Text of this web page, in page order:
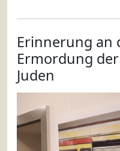
Erinnerung an
Ermordung
Juden